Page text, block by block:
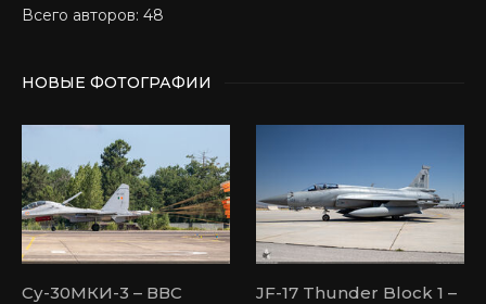
Всего авторов: 48
НОВЫЕ ФОТОГРАФИИ
Су-30МКИ-3 – ВВС
JF-17 Thunder Block 1 –